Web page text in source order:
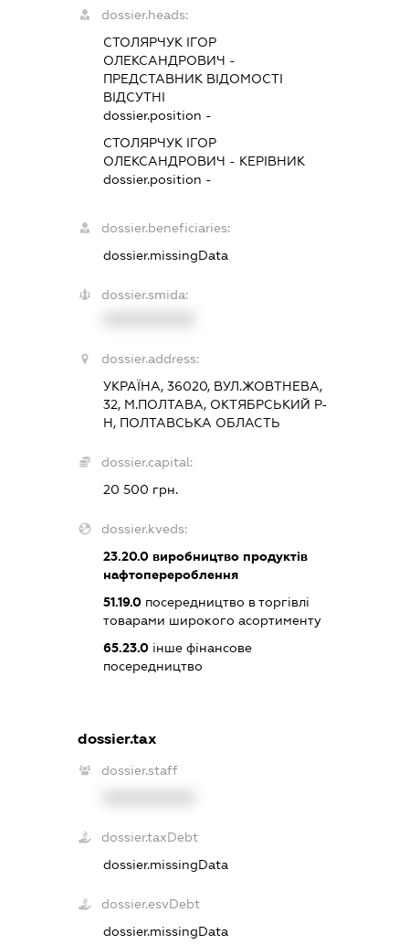
dossier.heads:
СТОЛЯРЧУК ІГОР
ОЛЕКСАНДРОВИЧ -
ПРЕДСТАВНИКВІДОМОСТІ
ВІДСУТНІ
dossier.position -
СТОЛЯРЧУК ІГОР
ОЛЕКСАНДРОВИЧ - КЕРІВНИК
dossier.position -
dossier.beneficiaries:
dossier.missingData
dossier.smida:
dossier.address:
УКРАЇНА, 36020, ВУЛ.ЖОВТНЕВА,
32, М.ПОЛТАВА, ОКТЯБРСЬКИЙ Р-
Н, ПОЛТАВСЬКА ОБЛАСТЬ
dossier.capital:
20 500 грн.
dossier.kveds:
23.20.0виробництво продуктів
нафтоперероблення
51.19.0посередництво в торгівлі
товарами широкого асортименту
65.23.0інше фінансове
посередництво
dossier.tax
dossier.staff
dossier.taxDebt
dossier.missingData
dossier.esvDebt
dossier.missingData